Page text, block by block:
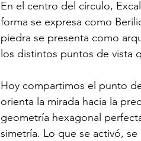
En el centro del círculo,
forma se expresa como
piedra se presenta como
los distintos puntos de vista
Hoy compartimos el punto
orienta la mirada hacia la
geometría hexagonal
simetría. Lo que se activó,